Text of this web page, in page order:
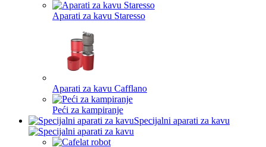
Aparati za kavu Staresso
Aparati za kavu Cafflano
Peći za kampiranje
Specijalni aparati za kavu